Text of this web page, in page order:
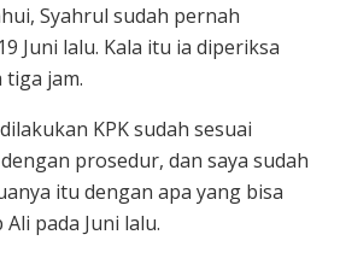
Syahrul sudah pernah
Juni lalu. Kala itu ia diperiksa
jam.
KPK sudah sesuai
prosedur, dan saya sudah
itu dengan apa yang bisa
pada Juni lalu.